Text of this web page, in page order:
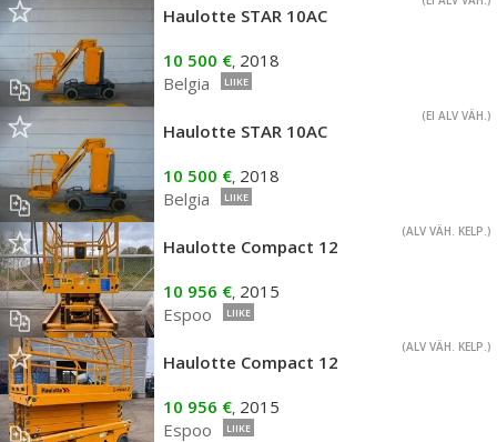
Haulotte STAR 10AC
10 500 €, 2018
Belgia
LIIKE
(EI ALV VÄH.)
Haulotte STAR 10AC
10 500 €, 2018
Belgia
LIIKE
(ALV VÄH. KELP.)
Haulotte Compact 12
10 956 €, 2015
Espoo
LIIKE
(ALV VÄH. KELP.)
Haulotte Compact 12
10 956 €, 2015
Espoo
LIIKE